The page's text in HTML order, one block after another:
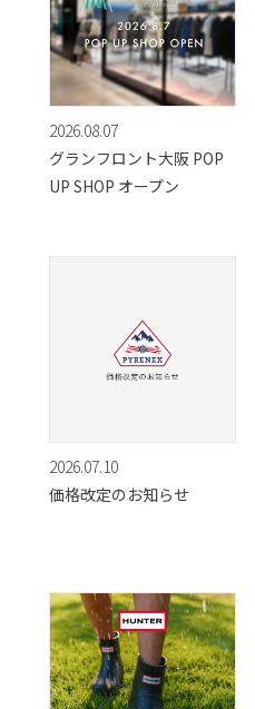
2026.08.07
グランフロント大阪 POP
UP SHOP オープン
2026.07.10
価格改定のお知らせ